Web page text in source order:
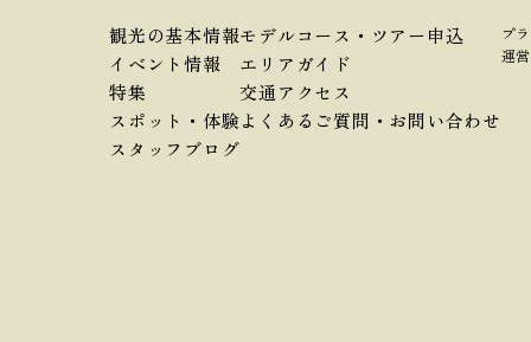
観光の基本情報
イベント情報
特集
スポット・体験
スタッフブログ
モデルコース・ツアー申込
エリアガイド
交通アクセス
よくあるご質問・お問い合わせ
プ
運